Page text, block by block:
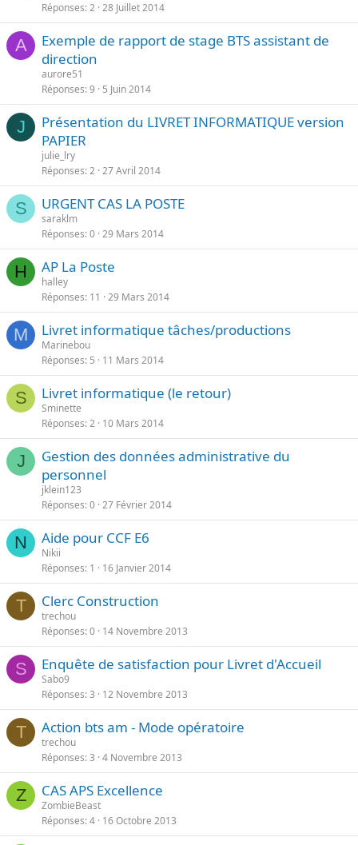
Réponses 2 28 Juillet 2014
A
Exemple de rapport de stage BTS assistant de
direction
aurore51
Réponses 9 5 Juin 2014
J
Présentation du LIVRET INFORMATIQUE version
PAPIER
julie_lry
Réponses 2 27 Avril 2014
S URGENT CAS LA POSTE
saraklm
Réponses 0 29 Mars 2014
H AP La Poste
halley
Réponses 11 29 Mars 2014
M Livret informatique tâches/productions
Marinebou
Réponses 5 11 Mars 2014
S Livret informatique (le retour)
Sminette
Réponses 2 10 Mars 2014
J
Gestion des données administrative du
personnel
jklein123
Réponses 0 27 Février 2014
N Aide pour CCF E6
Nikii
Réponses 1 16 Janvier 2014
T Clerc Construction
trechou
Réponses 0 14 Novembre 2013
S Enquête de satisfaction pour Livret d'Accueil
Sabo9
Réponses 3 12 Novembre 2013
T Action bts am - Mode opératoire
trechou
Réponses 3 4 Novembre 2013
Z CAS APS Excellence
ZombieBeast
Réponses 4 16 Octobre 2013